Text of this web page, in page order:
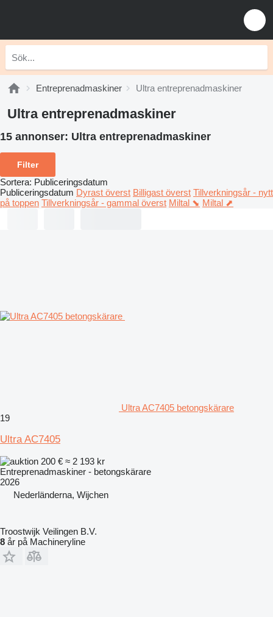
Entreprenadmaskiner Ultra entreprenadmaskiner
Ultra entreprenadmaskiner
15 annonser: Ultra entreprenadmaskiner
Filter
Sortera: Publiceringsdatum
Publiceringsdatum Dyrast överst Billigast överst Tillverkningsår - nytt
på toppen Tillverkningsår - gammal överst Miltal ⬊ Miltal ⬈
Ultra AC7405 betongskärare
19
Ultra AC7405
200 € ≈ 2 193 kr
Entreprenadmaskiner - betongskärare
2026
Nederländerna, Wijchen
Troostwijk Veilingen B.V.
8 år på Machineryline